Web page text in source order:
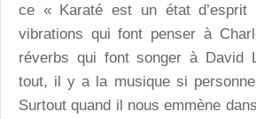
ce « Karaté est un état d’esprit
vibrations qui font penser à
réverbs qui font songer à David
tout, il y a la musique si
Surtout quand il nous emmène